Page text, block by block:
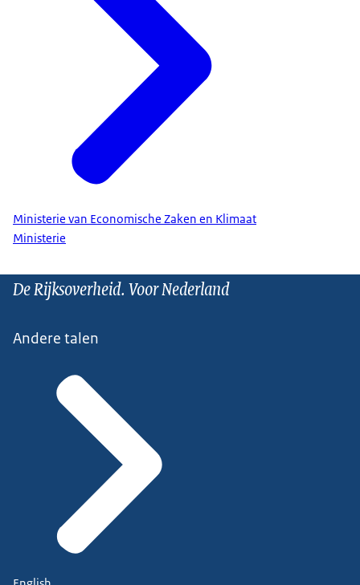
Ministerie van Economische Zaken en Klimaat
Ministerie
De Rijksoverheid. Voor Nederland
Andere talen